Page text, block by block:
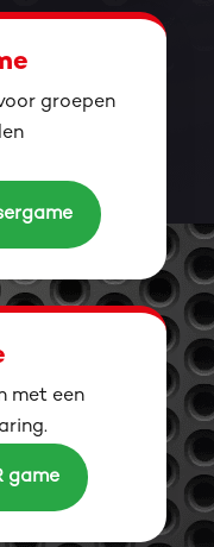
groepen
met een
game